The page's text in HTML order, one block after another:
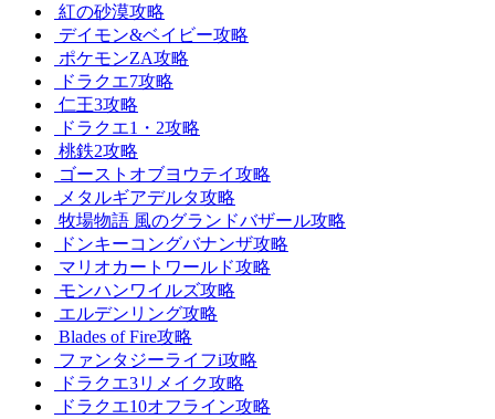
紅の砂漠攻略
デイモン&ベイビー攻略
ポケモンZA攻略
ドラクエ7攻略
仁王3攻略
ドラクエ1・2攻略
桃鉄2攻略
ゴーストオブヨウテイ攻略
メタルギアデルタ攻略
牧場物語 風のグランドバザール攻略
ドンキーコングバナンザ攻略
マリオカートワールド攻略
モンハンワイルズ攻略
エルデンリング攻略
Blades of Fire攻略
ファンタジーライフi攻略
ドラクエ3リメイク攻略
ドラクエ10オフライン攻略